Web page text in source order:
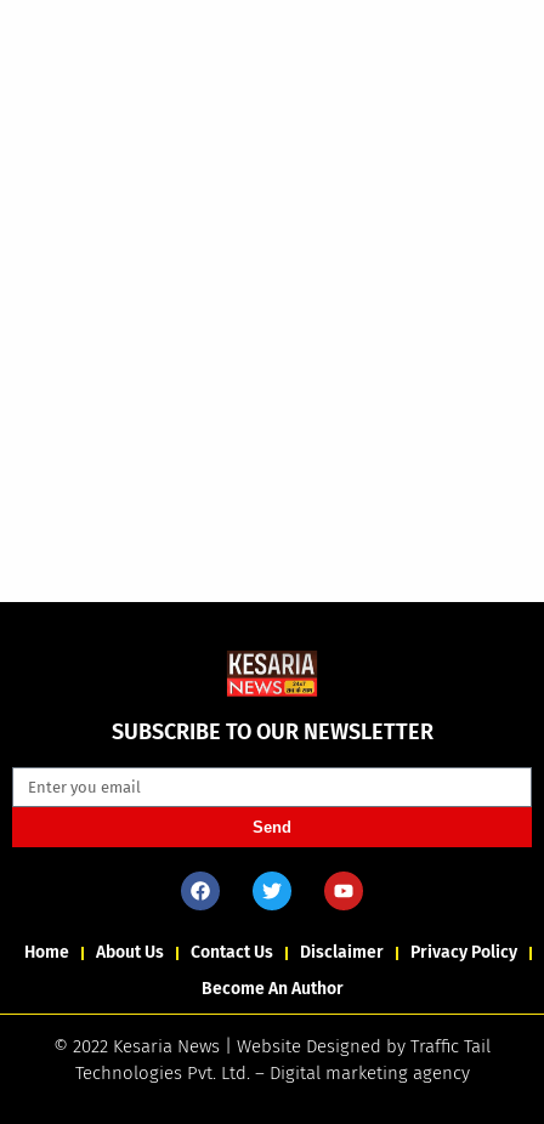
SUBSCRIBE TO OUR NEWSLETTER
Send
Home About Us Contact Us Disclaimer
Privacy Policy
Become An Author
© 2022 Kesaria News | Website Designed by Traffic Tail
Technologies Pvt. Ltd.– Digital marketing agency